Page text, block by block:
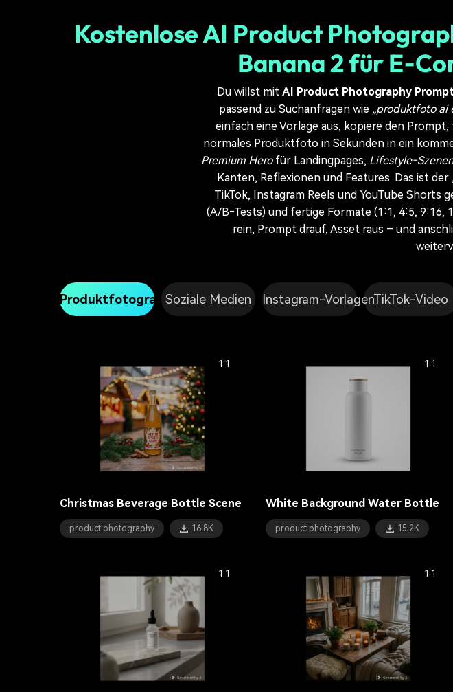
Kostenlose AI Product
Banana 2 für
Du willst mit AI Product Photography
passend zu Suchanfragen wie „produktfoto ai
einfach eine Vorlage aus, kopiere den Prompt,
normales Produktfoto in Sekunden in ein
Premium Herofür Landingpages, Lifestyle‑Szenen
Kanten, Reflexionen und Features. Das ist
TikTok, Instagram Reels und YouTube
(A/B‑Tests) und fertige Formate (1:1, 4:5,
rein, Prompt drauf, Asset raus – und
ProduktfotografieSoziale Medien Instagram-VorlagenTikTok-Video
1:1
Christmas Beverage Bottle Scene
product photography 16.8K
1:1
White Background Water Bottle
product photography 15.2K
1:1 1:1